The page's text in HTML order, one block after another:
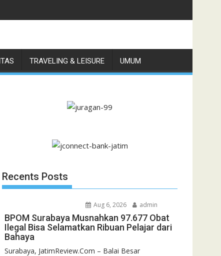
Pulau Jawa
TRAVELING & LEISURE UMUM
Recents Posts
Aug 6, 2026 admin
BPOM Surabaya Musnahkan 97.677 Obat
Ilegal Bisa Selamatkan Ribuan Pelajar dari
Bahaya
Surabaya, JatimReview.Com – Balai Besar